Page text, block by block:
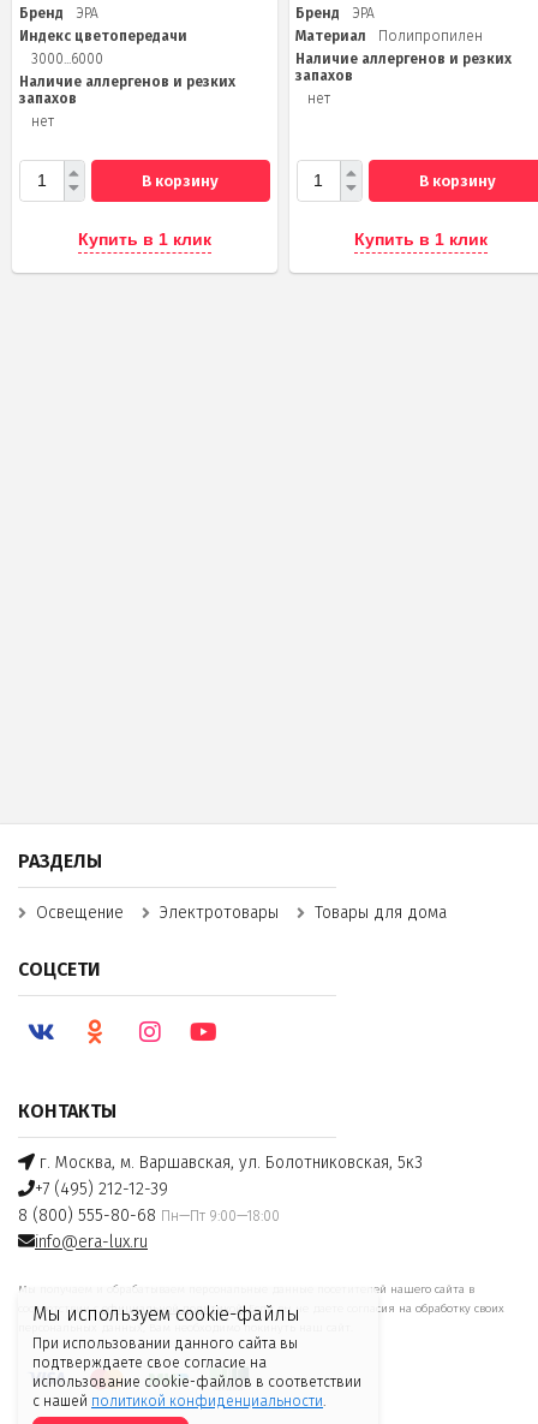
Мы используем cookie-файлы
При использовании данного сайта вы
подтверждаете свое согласие на
использование cookie-файлов в соответствии
с нашей политикой конфиденциальности.
Бренд
ЭРА
Индекс цветопередачи
3000...6000
Наличие аллергенов и резких
запахов
нет
В корзину
Купить в 1 клик
Бренд
ЭРА
Материал
Полипропилен
Наличие аллергенов и резких
запахов
нет
В корзину
Купить в 1 клик
КОНТАКТЫ
г. Москва, м. Варшавская, ул. Болотниковская, 5к3
+7 (495) 212-12-39
8 (800) 555-80-68 Пн—Пт 9:00—18:00
info@era-lux.ru
Мы получаем и обрабатываем персональные данные посетителей нашего сайта в
соответствии софициальной политикой. Если вы не даете согласия на обработку своих
персональных данных, Вам необходимо покинуть наш сайт.
РАЗДЕЛЫ
Освещение Электротовары Товары для дома
СОЦСЕТИ